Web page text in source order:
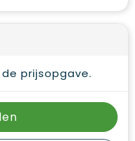
prijsopgave.